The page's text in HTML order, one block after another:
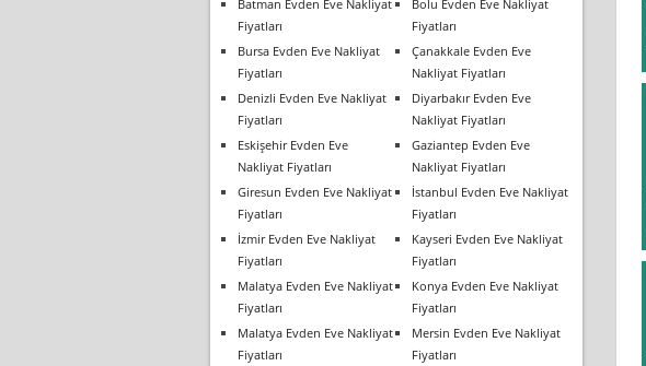
Batman Evden Eve Nakliyat
Fiyatları
Bolu Evden Eve Nakliyat
Fiyatları
Bursa Evden Eve Nakliyat
Fiyatları
Çanakkale Evden Eve
Nakliyat Fiyatları
Denizli Evden Eve Nakliyat
Fiyatları
Diyarbakır Evden Eve
Nakliyat Fiyatları
Eskişehir Evden Eve
Nakliyat Fiyatları
Gaziantep Evden Eve
Nakliyat Fiyatları
Giresun Evden Eve Nakliyat
Fiyatları
İstanbul Evden Eve Nakliyat
Fiyatları
İzmir Evden Eve Nakliyat
Fiyatları
Kayseri Evden Eve Nakliyat
Fiyatları
Malatya Evden Eve Nakliyat
Fiyatları
Konya Evden Eve Nakliyat
Fiyatları
Malatya Evden Eve Nakliyat
Fiyatları
Mersin Evden Eve Nakliyat
Fiyatları